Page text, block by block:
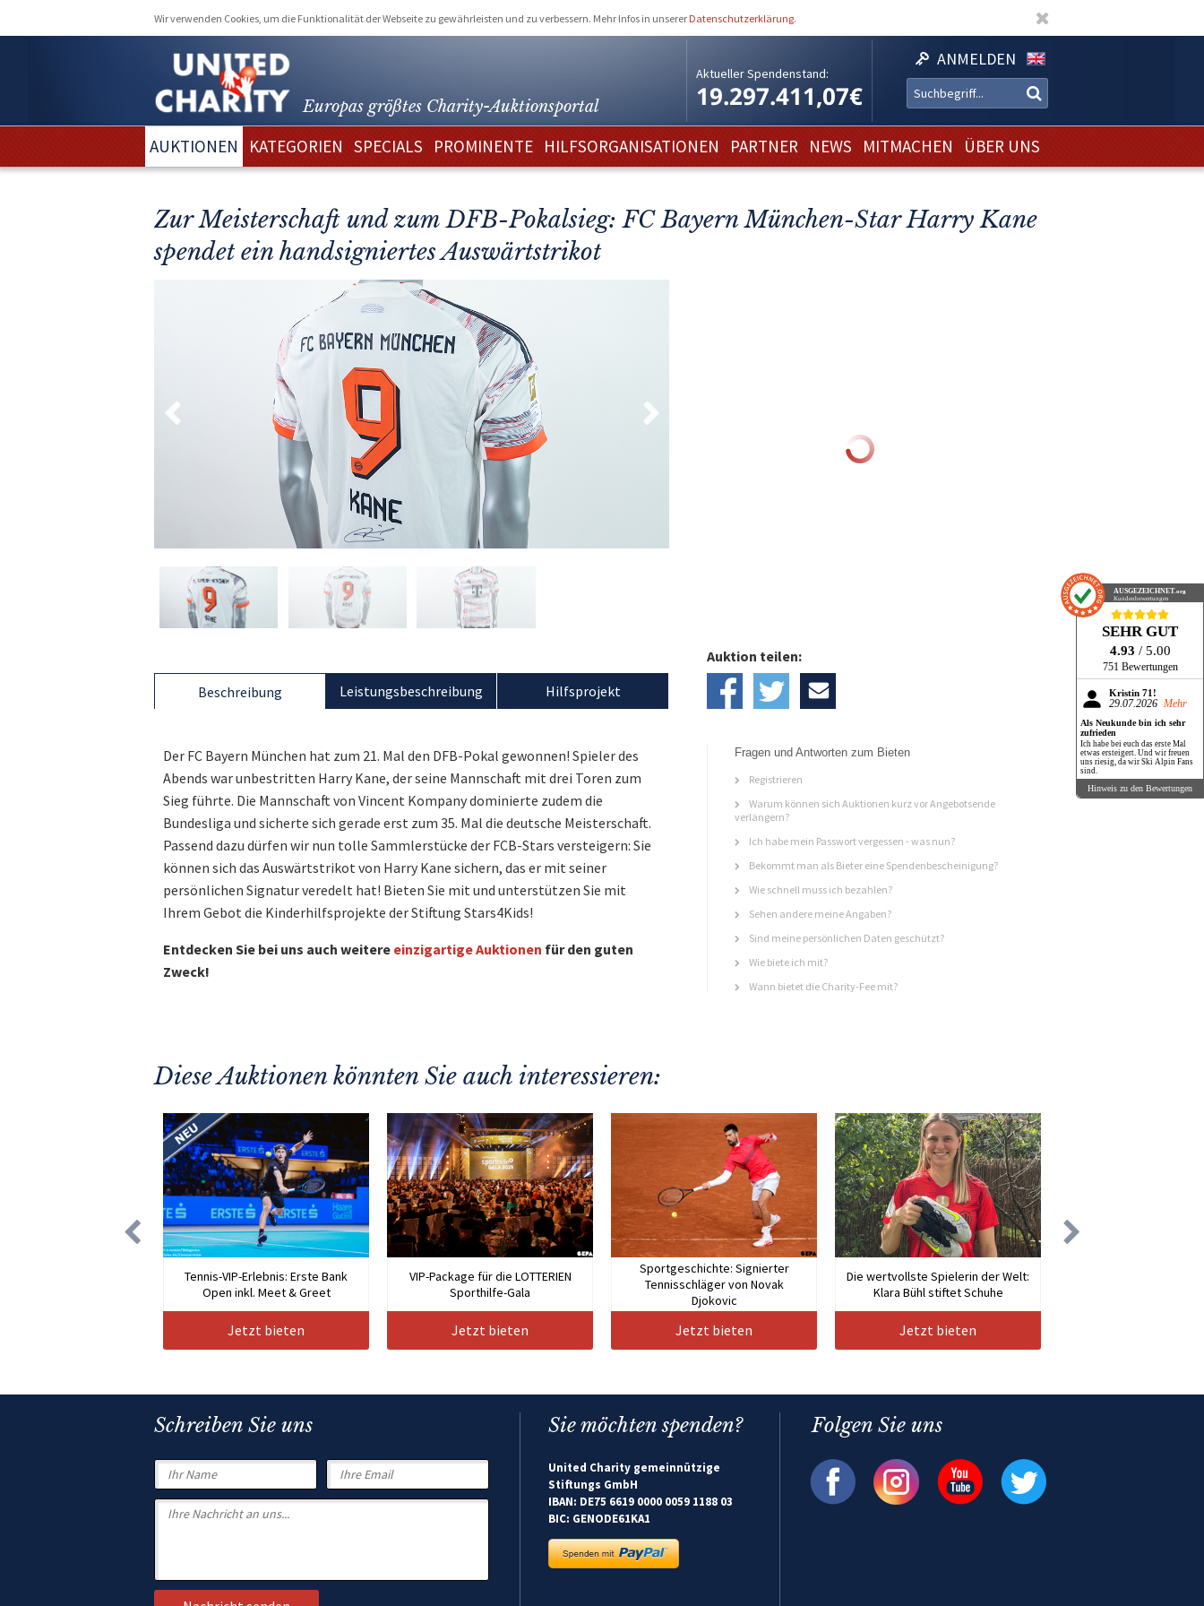
Wir verwenden Cookies, um die Funktionalität der Webseite zu gewährleisten und zu verbessern. Mehr Infos in unserer Datenschutzerklärung.
Europas größtes Charity-Auktionsportal
Aktueller Spendenstand:
19.297.411,07€
ANMELDEN
AUKTIONEN KATEGORIEN SPECIALS PROMINENTE HILFSORGANISATIONEN PARTNER NEWS MITMACHEN ÜBER UNS
Zur Meisterschaft und zum DFB-Pokalsieg: FC Bayern München-Star Harry Kane
spendet ein handsigniertes Auswärtstrikot
Beschreibung
Der FC Bayern München hat zum 21. Mal den DFB-Pokal gewonnen! Spieler des
Abends war unbestritten Harry Kane, der seine Mannschaft mit drei Toren zum
Sieg führte. Die Mannschaft von Vincent Kompany dominierte zudem die
Bundesliga und sicherte sich gerade erst zum 35. Mal die deutsche Meisterschaft.
Passend dazu dürfen wir nun tolle Sammlerstücke der FCB-Stars versteigern: Sie
können sich das Auswärtstrikot von Harry Kane sichern, das er mit seiner
persönlichen Signatur veredelt hat! Bieten Sie mit und unterstützen Sie mit
Ihrem Gebot die Kinderhilfsprojekte der Stiftung Stars4Kids!
Entdecken Sie bei uns auch weitere einzigartige Auktionen für den guten
Zweck!
Leistungsbeschreibung Hilfsprojekt
Auktion teilen:
Fragen und Antworten zum Bieten
Registrieren
Warum können sich Auktionen kurz vor Angebotsende
verlängern?
Ich habe mein Passwort vergessen - was nun?
Bekommt man als Bieter eine Spendenbescheinigung?
Wie schnell muss ich bezahlen?
Sehen andere meine Angaben?
Sind meine persönlichen Daten geschützt?
Wie biete ich mit?
Wann bietet die Charity-Fee mit?
Diese Auktionen könnten Sie auch interessieren:
Tennis-VIP-Erlebnis: Erste Bank
Open inkl. Meet & Greet
Jetzt bieten
VIP-Package für die LOTTERIEN
Sporthilfe-Gala
Jetzt bieten
Sportgeschichte: Signierter
Tennisschläger von Novak
Djokovic
Jetzt bieten
Die wertvollste Spielerin der Welt:
Klara Bühl stiftet Schuhe
Jetzt bieten
Schreiben Sie uns Sie möchten spenden?
United Charity gemeinnützige
Stiftungs GmbH
IBAN: DE75 6619 0000 0059 1188 03
BIC: GENODE61KA1
Folgen Sie uns
AUSGEZEICHNET.org
Kundenbewertungen
SEHR GUT
4.93 / 5.00
751 Bewertungen
Kristin 71!
29.07.2026 Mehr
Als Neukunde bin ich sehr
zufrieden
Ich habe bei euch das erste Mal
etwas ersteigert. Und wir freuen
uns riesig, da wir Ski Alpin Fans
sind.
Hinweis zu den Bewertungen